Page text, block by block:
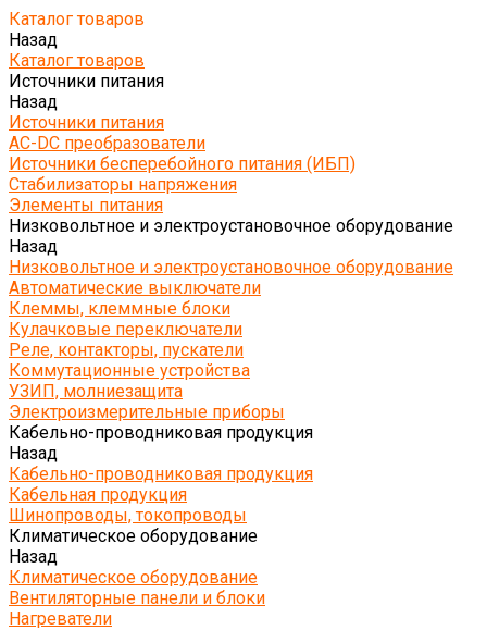
Каталог товаров
Назад
Каталог товаров
Источники питания
Назад
Источники питания
AC-DC преобразователи
Источники бесперебойного питания (ИБП)
Стабилизаторы напряжения
Элементы питания
Низковольтное и электроустановочное оборудование
Назад
Низковольтное и электроустановочное оборудование
Автоматические выключатели
Клеммы, клеммные блоки
Кулачковые переключатели
Реле, контакторы, пускатели
Коммутационные устройства
УЗИП, молниезащита
Электроизмерительные приборы
Кабельно-проводниковая продукция
Назад
Кабельно-проводниковая продукция
Кабельная продукция
Шинопроводы, токопроводы
Климатическое оборудование
Назад
Климатическое оборудование
Вентиляторные панели и блоки
Нагреватели